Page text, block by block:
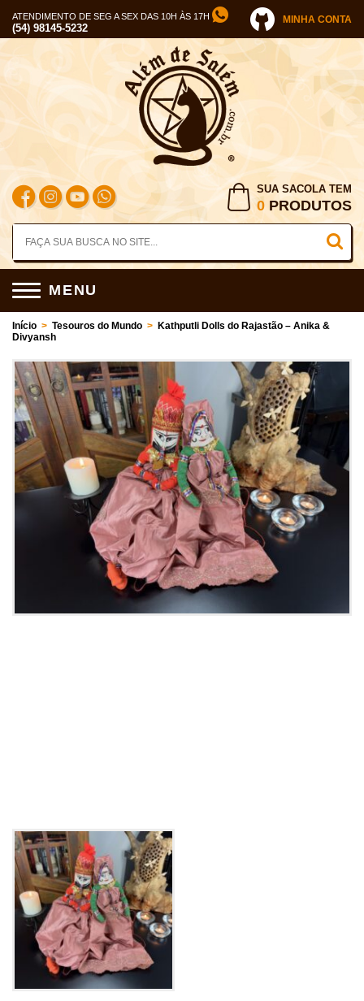
ATENDIMENTO DE SEG A SEX DAS 10H ÀS 17H
(54) 98145-5232
MINHA CONTA
SUA SACOLA TEM
0 PRODUTOS
MENU
Início > Tesouros do Mundo > Kathputli Dolls do Rajastão – Anika &
Divyansh